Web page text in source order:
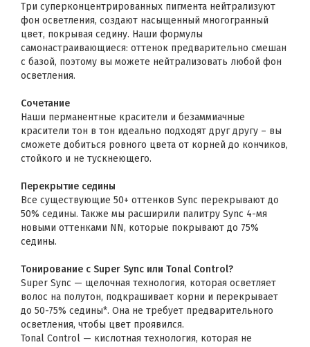
Три суперконцентрированных пигмента нейтрализуют
фон осветления, создают насыщенный многогранный
цвет, покрывая седину. Наши формулы
самонастраивающиеся: оттенок предварительно смешан
с базой, поэтому вы можете нейтрализовать любой фон
осветления.
Сочетание
Наши перманентные красители и безаммиачные
красители тон в тон идеально подходят друг другу – вы
сможете добиться ровного цвета от корней до кончиков,
стойкого и не тускнеющего.
Перекрытие седины
Все существующие 50+ оттенков Sync перекрывают до
50% седины. Также мы расширили палитру Sync 4-мя
новыми оттенками NN, которые покрывают до 75%
седины.
Тонирование с Super Sync или Tonal Control?
Super Sync — щелочная технология, которая осветляет
волос на полутон, подкрашивает корни и перекрывает
до 50-75% седины*. Она не требует предварительного
осветления, чтобы цвет проявился.
Tonal Control — кислотная технология, которая не